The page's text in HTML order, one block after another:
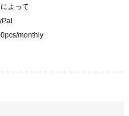
よって
monthly